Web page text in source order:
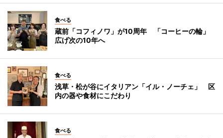
食べる
蔵前「コフィノワ」が10周年 「コーヒーの輪」
広げ次の10年へ
食べる
浅草・松が谷にイタリアン「イル・ノーチェ」 区
内の器や食材にこだわり
食べる